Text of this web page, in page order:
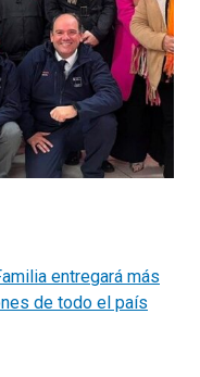
entregará más
de todo el país